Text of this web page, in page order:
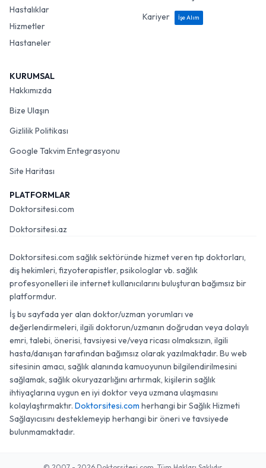
Hastalıklar
Hizmetler
Hastaneler
Kariyer
İşe Alım
KURUMSAL
Hakkımızda
Bize Ulaşın
Gizlilik Politikası
Google Takvim Entegrasyonu
Site Haritası
PLATFORMLAR
Doktorsitesi.com
Doktorsitesi.az
Doktorsitesi.com sağlık sektöründe hizmet veren tıp doktorları,
diş hekimleri, fizyoterapistler, psikologlar vb. sağlık
profesyonelleri ile internet kullanıcılarını buluşturan bağımsız bir
platformdur.
İş bu sayfada yer alan doktor/uzman yorumları ve
değerlendirmeleri, ilgili doktorun/uzmanın doğrudan veya dolaylı
emri, talebi, önerisi, tavsiyesi ve/veya ricası olmaksızın, ilgili
hasta/danışan tarafından bağımsız olarak yazılmaktadır. Bu web
sitesinin amacı, sağlık alanında kamuoyunun bilgilendirilmesini
sağlamak, sağlık okuryazarlığını artırmak, kişilerin sağlık
ihtiyaçlarına uygun en iyi doktor veya uzmana ulaşmasını
kolaylaştırmaktır. Doktorsitesi.com herhangi bir Sağlık Hizmeti
Sağlayıcısını desteklemeyip herhangi bir öneri ve tavsiyede
bulunmamaktadır.